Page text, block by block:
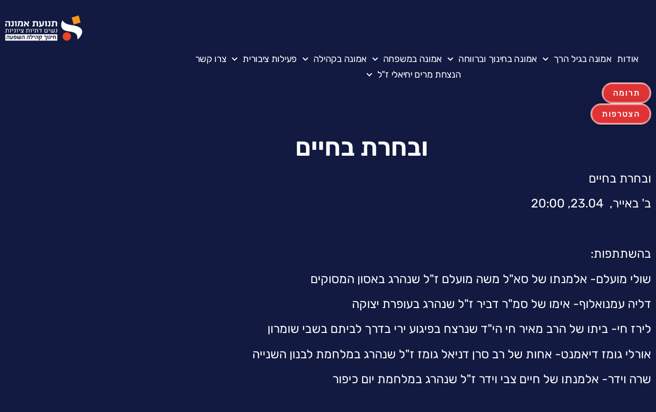
אודות אמונה בגיל הרך אמונה בחינוך וברווחה אמונה במשפחה אמונה בקהילה פעילות ציבורית
צרו קשר
הנצחת מרים יחיאלי ז"ל
תרומה
הצטרפות
ובחרת בחיים
ובחרת בחיים
ב' באייר, 23.04, 20:00
בהשתתפות:
שולי מועלם- אלמנתו של סא"ל משה מועלם ז"ל שנהרג באסון המסוקים
דליה עמנואלוף- אימו של סמ"ר דביר ז"ל שנהרג בעופרת יצוקה
לירז חי- ביתו של הרב מאיר חי הי"ד שנרצח בפיגוע ירי בדרך לביתם בשבי שומרון
אורלי גומז דיאמנט- אחות של רב סרן דניאל גומז ז"ל שנהרג במלחמת לבנון השנייה
שרה וידר- אלמנתו של חיים צבי וידר ז"ל שנהרג במלחמת יום כיפור